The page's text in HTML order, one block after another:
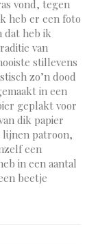
vond, tegen
heb er een foto
dat heb ik
van
stillevens
zo’n dood
in een
geplakt voor
dik papier
patroon,
een
in een aantal
beetje